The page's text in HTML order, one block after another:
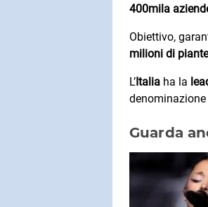
400mila
Obiettivo,
milioni di
L’ Italia ha la
Guarda